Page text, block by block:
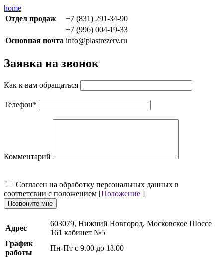
home
Отдел продаж
+7 (831) 291-34-90
+7 (996) 004-19-33
Основная почта info@plastrezerv.ru
Заявка на звонок
Как к вам обращаться
Телефон*
Комментарий
Cогласен на обработку персональных данных в
соответсвии с положением [Положение ]
Позвоните мне
Адрес
603079, Нижний Новгород, Московское Шоссе
161 кабинет №5
График
работы
Пн-Пт с 9.00 до 18.00